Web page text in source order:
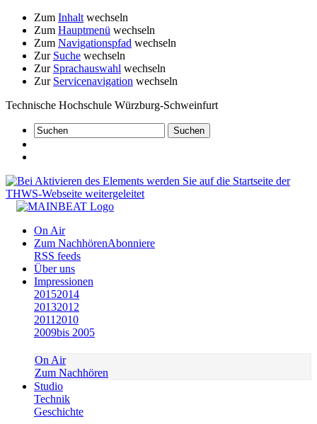
Zum Inhalt wechseln
Zum Hauptmenü wechseln
Zum Navigationspfad wechseln
Zur Suche wechseln
Zur Sprachauswahl wechseln
Zur Servicenavigation wechseln
Technische Hochschule Würzburg-Schweinfurt
On Air
Zum NachhörenAbonniere
RSS feeds
Über uns
Impressionen
20152014
20132012
2011 2010
2009bis 2005
On Air
Zum Nachhören
Studio
Technik
Geschichte